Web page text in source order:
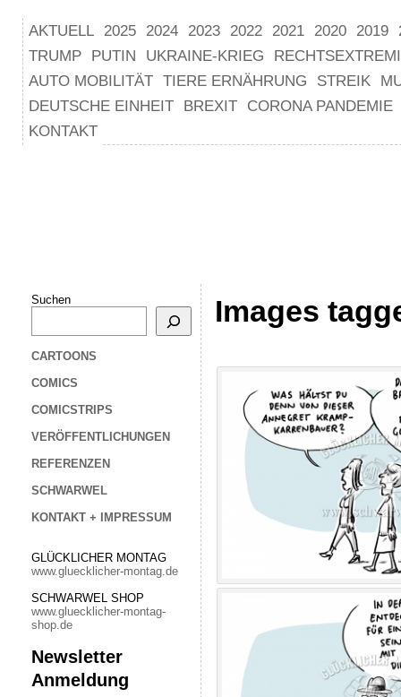
AKTUELL 2025 2024 2023 2022 2021 2020 2019
TRUMP
PUTIN UKRAINE-KRIEG
AUTO MOBILITÄT TIERE ERNÄHRUNG STREIK
DEUTSCHE EINHEIT
BREXIT
CORONA PANDEMIE
KONTAKT
Suchen
CARTOONS
COMICS
COMICSTRIPS
VERÖFFENTLICHUNGEN
REFERENZEN
SCHWARWEL
KONTAKT + IMPRESSUM
GLÜCKLICHER MONTAG
www.gluecklicher-montag.de
SCHWARWEL SHOP
www.gluecklicher-montag-
shop.de
Newsletter
Anmeldung
Images